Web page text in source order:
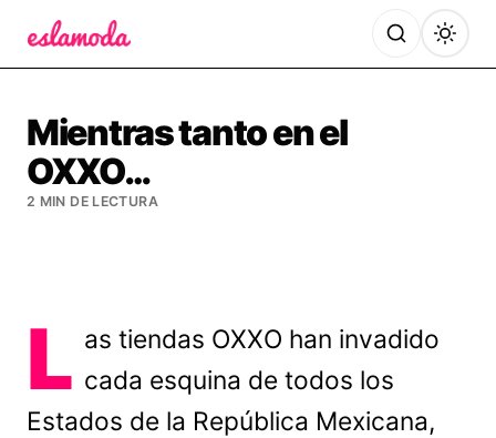
Mientras tanto en el
OXXO…
2 MIN DE LECTURA
L as tiendas OXXO han invadido
cada esquina de todos los
Estados de la República Mexicana,